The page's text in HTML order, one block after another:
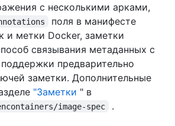
с несколькими арками,
поля в манифесте
и метки Docker, заметки
связывания метаданных с
предварительно
заметки. Дополнительные
"Заметки " в
image-spec
.